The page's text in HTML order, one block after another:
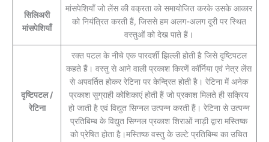
सिलिअरी
मांसपेशियाँ
मांसपेशियाँ जो लेंस की वक्रता को समायोजित करके उसके आकार
को नियंत्रित करती हैं, जिससे हम अलग-अलग दूरी पर स्थित
वस्तुओं को देख पाते हैं।
दृष्टिपटल /
रेटिना
रक्त पटल के नीचे एक पारदर्शी झिल्ली होती है जिसे दृष्टिपटल
कहते हैं। वस्तु से आने वाली प्रकाश किरणें कॉर्निया एवं नेत्र लेंस
से अपवर्तित होकर रेटिना पर केन्द्रित होती है। रेटिना में अनेक
प्रकाश सुग्राही कोशिकाएं होती हैं जो प्रकाश मिलते ही सक्रिय
हो जाती है एवं विद्युत सिग्नल उत्पन्न करती हैं। रेटिना से उत्पन्न
प्रतिबिम्ब के विद्युत सिग्नल प्रकाश शिराओं नाड़ी द्वारा मस्तिष्क
को प्रेषित होता है।मस्तिष्क वस्तु के उल्टे प्रतिबिम्ब का उचित